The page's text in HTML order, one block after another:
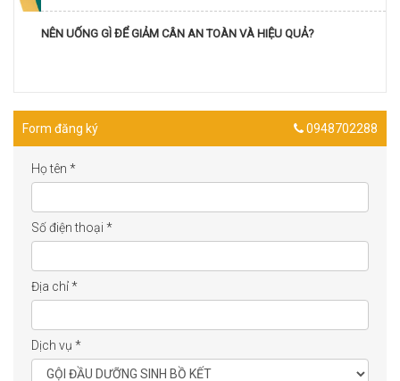
NÊN UỐNG GÌ ĐỂ GIẢM CÂN AN TOÀN VÀ HIỆU QUẢ?
Form đăng ký 0948702288
Họ tên *
Số điện thoại *
Địa chỉ*
Dịch vụ *